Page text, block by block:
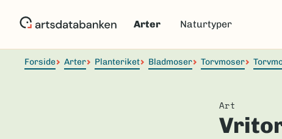
Arter Naturtyper
Forside Arter Planteriket Bladmoser Torvmoser
Art